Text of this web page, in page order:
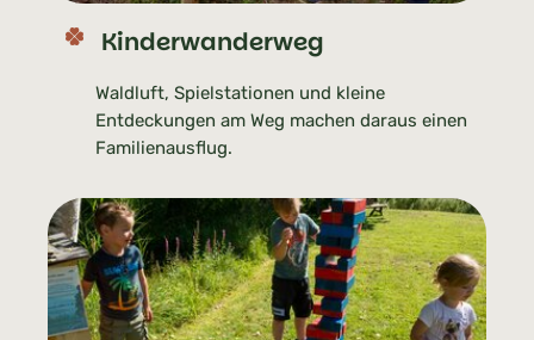
Kinderwanderweg
Waldluft, Spielstationen und kleine
Entdeckungen am Weg machen daraus einen
Familienausflug.